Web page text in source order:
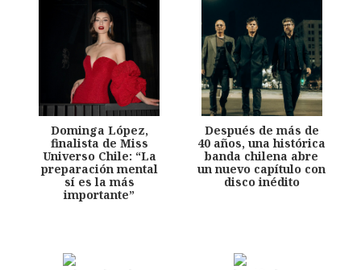
Dominga López,
finalista de Miss
Universo Chile: “La
preparación mental
sí es la más
importante”
Después de más de
40 años, una histórica
banda chilena abre
un nuevo capítulo con
disco inédito